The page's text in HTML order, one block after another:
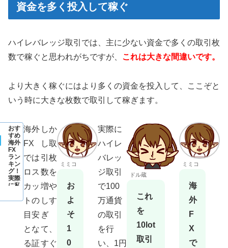
資金を多く投入して稼ぐ
ハイレバレッジ取引では、主に少ない資金で多くの取引枚
数で稼ぐと思われがちですが、 これは大きな間違いです。
より大きく稼ぐにはより多くの資金を投入して、ここぞと
いう時に大きな枚数で取引して稼ぎます。
ミミコ
海
外
F
X
で
ドル蔵
これ
を
10lot
取引
実際に
ハイレ
バレッ
ジ取引
で100
万通貨
の取引
を行
い、1円
ミミコ
お
よ
そ
1
0
しか
し取
引枚
数を
増や
しす
ぎ
て、
すぐ
海外
FX
では
ロス
カッ
トの
目安
とな
る証
おす
すめ
海外
FX
ラン
キン
グ！
実際
に私
レー